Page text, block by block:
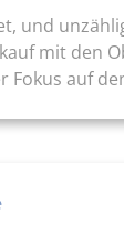
und
mit den
auf